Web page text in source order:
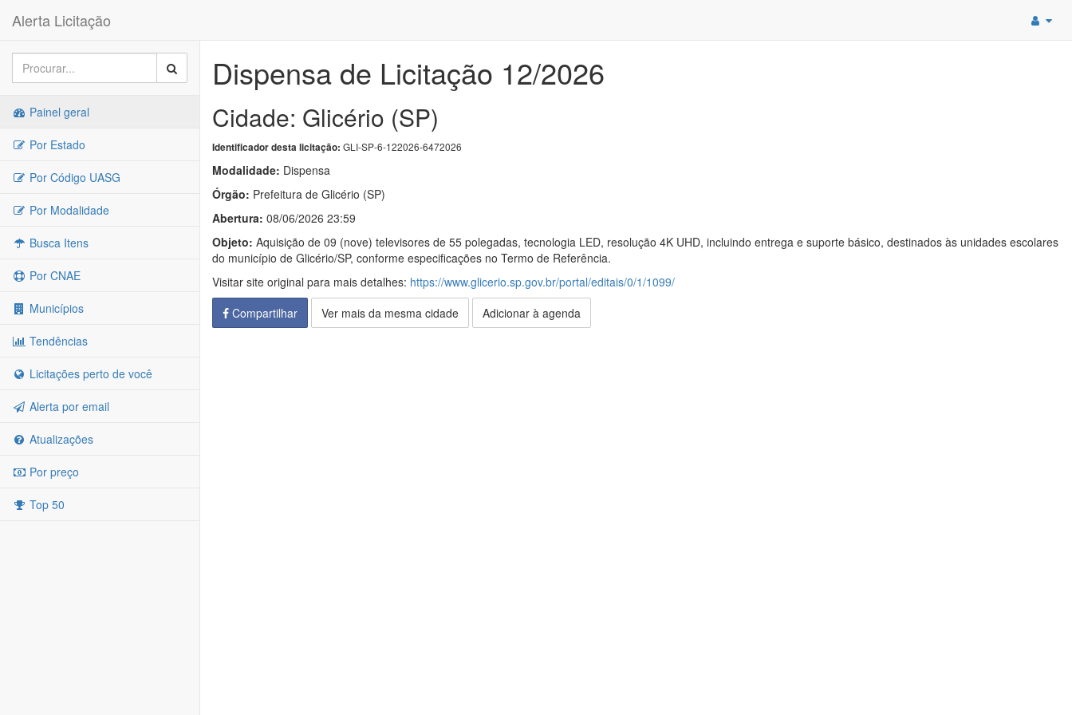
Alerta Licitação
Painel geral
Por Estado
Por Código UASG
Por Modalidade
Busca Itens
Por CNAE
Municípios
Tendências
Licitações perto de você
Alerta por email
Atualizações
Por preço
Top 50
Dispensa de Licitação 12/2026
Cidade: Glicério (SP)
Identificador desta licitação: GLI-SP-6-122026-6472026
Modalidade: Dispensa
Órgão: Prefeitura de Glicério (SP)
Abertura: 08/06/2026 23:59
Objeto: Aquisição de 09 (nove) televisores de 55 polegadas, tecnologia LED, resolução 4K UHD, incluindo entrega e suporte básico, destinados às unidades escolares
do município de Glicério/SP, conforme especificações no Termo de Referência.
Visitar site original para mais detalhes: https://www.glicerio.sp.gov.br/portal/editais/0/1/1099/
Compartilhar
Ver mais da mesma cidade Adicionar à agenda